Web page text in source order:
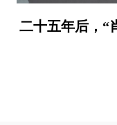
二十五年后，“